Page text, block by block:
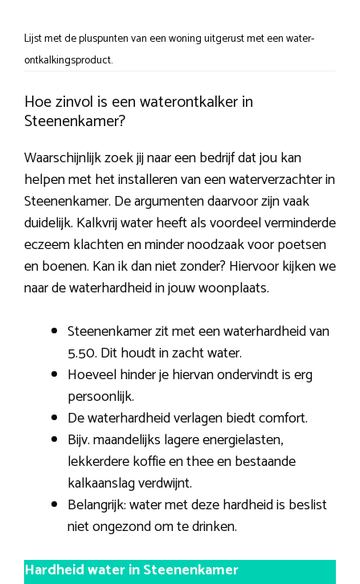
Lijst met de pluspunten van een woning uitgerust met een water-
ontkalkingsproduct.
Hoe zinvol is een waterontkalker in
Steenenkamer?
Waarschijnlijk zoek jij naar een bedrijf dat jou kan
helpen met het installeren van een waterverzachter in
Steenenkamer. De argumenten daarvoor zijn vaak
duidelijk. Kalkvrij water heeft als voordeel verminderde
eczeem klachten en minder noodzaak voor poetsen
en boenen. Kan ik dan niet zonder? Hiervoor kijken we
naar de waterhardheid in jouw woonplaats.
Steenenkamer zit met een waterhardheid van
5.50. Dit houdt in zacht water.
Hoeveel hinder je hiervan ondervindt is erg
persoonlijk.
De waterhardheid verlagen biedt comfort.
Bijv. maandelijks lagere energielasten,
lekkerdere koffie en thee en bestaande
kalkaanslag verdwijnt.
Belangrijk: water met deze hardheid is beslist
niet ongezond om te drinken.
Hardheid water in Steenenkamer